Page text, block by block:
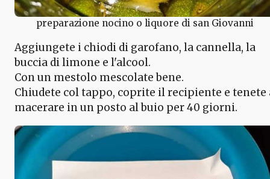
preparazione nocino o liquore di san Giovanni
Aggiungete i chiodi di garofano, la cannella, la
buccia di limone e l'alcool.
Con un mestolo mescolate bene.
Chiudete col tappo, coprite il recipiente e tenete
macerare in un posto al buio per 40 giorni.